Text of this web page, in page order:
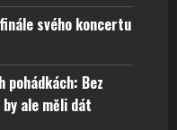
svého koncertu
Bez
ale měli dát